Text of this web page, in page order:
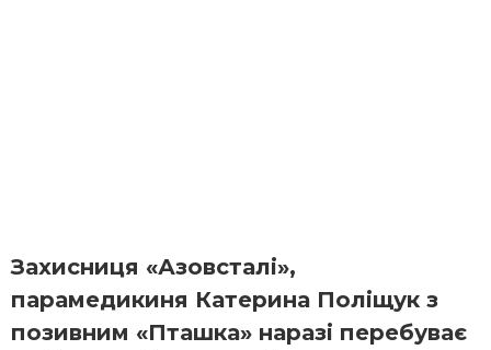
Захисниця «Азовсталі»,
парамедикиня Катерина Поліщук з
позивним «Пташка» наразі перебуває